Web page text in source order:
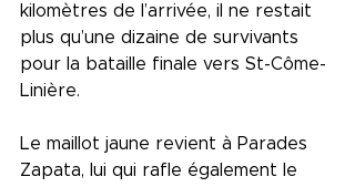
kilomètres de l’arrivée, il ne restait
plus qu’une dizaine de survivants
pour la bataille finale vers St-Côme-
Linière.
Le maillot jaune revient à Parades
Zapata, lui qui rafle également le